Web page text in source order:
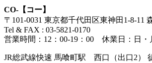
CO-【コー】
〒101-0031 東京都千代田区東神田1-8-11
Tel & FAX : 03-5821-0170
営業時間：12：00-19：00 休業日：日・
JR総武線快速 馬喰町駅 西口（出口2）